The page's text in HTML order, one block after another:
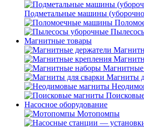
Подметальные машины
Магнитные товары
Магниты
Насосное оборудование
Мотопомпы